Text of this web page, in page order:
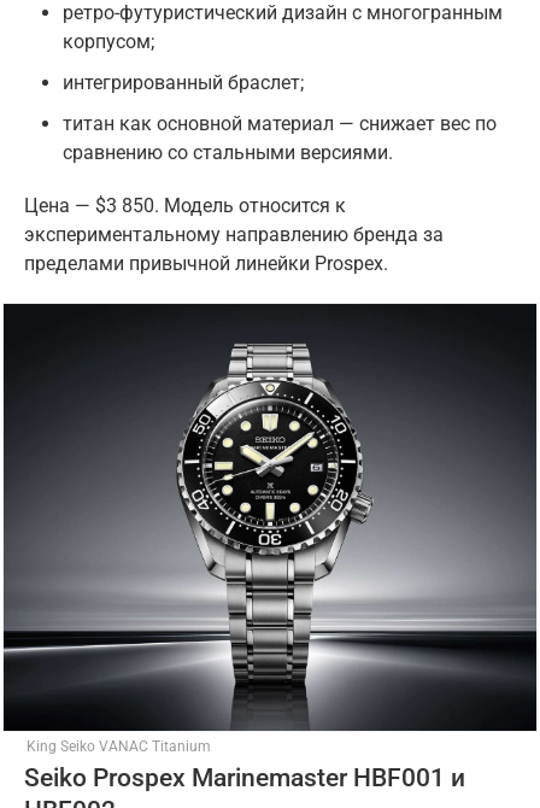
ретро-футуристический дизайн с многогранным
корпусом;
интегрированный браслет;
титан как основной материал — снижает вес по
сравнению со стальными версиями.
Цена — $3 850. Модель относится к
экспериментальному направлению бренда за
пределами привычной линейки Prospex.
King Seiko VANAC Titanium
Seiko Prospex Marinemaster HBF001 и